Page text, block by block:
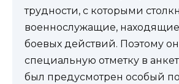
трудности, с которыми
военнослужащие,
боевых действий. Поэтому
специальную отметку в
был предусмотрен особый